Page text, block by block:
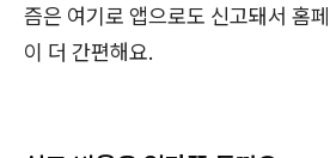
즘은 여기로 앱으로도 신고돼서 홈
이 더 간편해요.